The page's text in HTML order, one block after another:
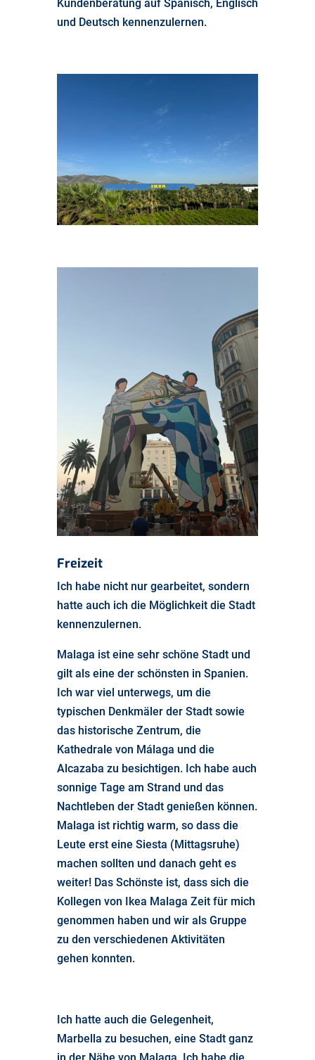
Kundenberatung auf Spanisch, Englisch
und Deutsch kennenzulernen.
Freizeit
Ich habe nicht nur gearbeitet, sondern
hatte auch ich die Möglichkeit die Stadt
kennenzulernen.
Malaga ist eine sehr schöne Stadt und
gilt als eine der schönsten in Spanien.
Ich war viel unterwegs, um die
typischen Denkmäler der Stadt sowie
das historische Zentrum, die
Kathedrale von Málaga und die
Alcazaba zu besichtigen. Ich habe auch
sonnige Tage am Strand und das
Nachtleben der Stadt genießen können.
Malaga ist richtig warm, so dass die
Leute erst eine Siesta (Mittagsruhe)
machen sollten und danach geht es
weiter! Das Schönste ist, dass sich die
Kollegen von Ikea Malaga Zeit für mich
genommen haben und wir als Gruppe
zu den verschiedenen Aktivitäten
gehen konnten.
Ich hatte auch die Gelegenheit,
Marbella zu besuchen, eine Stadt ganz